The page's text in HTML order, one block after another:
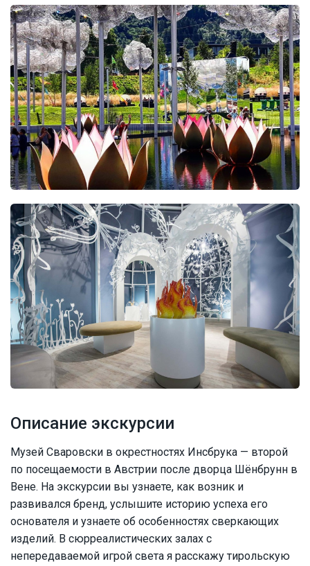
Описание экскурсии
Музей Сваровски в окрестностях Инсбрука — второй
по посещаемости в Австрии после дворца Шёнбрунн в
Вене. На экскурсии вы узнаете, как возник и
развивался бренд, услышите историю успеха его
основателя и узнаете об особенностях сверкающих
изделий. В сюрреалистических залах с
непередаваемой игрой света я расскажу тирольскую